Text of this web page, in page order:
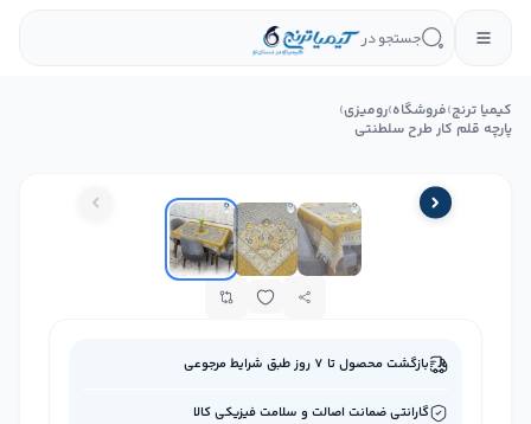
جستجو در
کیمیا ترنج›فروشگاه›رومیزی›
پارچه قلم کار طرح سلطنتی
بازگشت محصول تا ۷ روز طبق شرایط مرجوعی
گارانتی ضمانت اصالت و سلامت فیزیکی کالا